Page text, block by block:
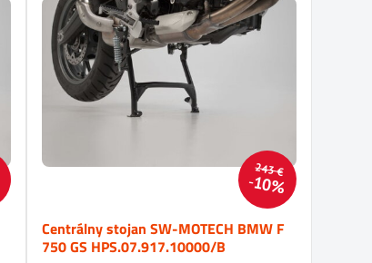
243 €
10%
Centrálny stojan SW-MOTECH BMW F
750 GS HPS.07.917.10000/B